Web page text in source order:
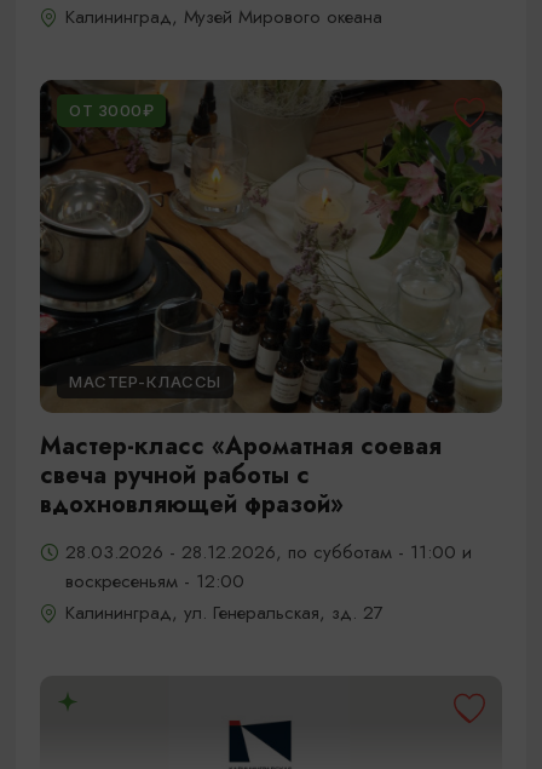
Калининград, Музей Мирового океана
ОТ 3000₽
МАСТЕР-КЛАССЫ
Мастер-класс «Ароматная соевая
свеча ручной работы с
вдохновляющей фразой»
28.03.2026 - 28.12.2026, по субботам - 11:00 и
воскресеньям - 12:00
Калининград, ул. Генеральская, зд. 27